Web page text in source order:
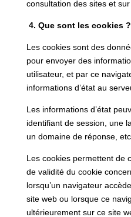
consultation des sites et sur
4. Que sont les cookies ?
Les cookies sont des
pour envoyer des
utilisateur, et par ce
informations d’état au
Les informations d’état
identifiant de session, une
un domaine de réponse, etc.
Les cookies permettent de
de validité du cookie
lorsqu’un navigateur
site web ou lorsque ce
ultérieurement sur ce site